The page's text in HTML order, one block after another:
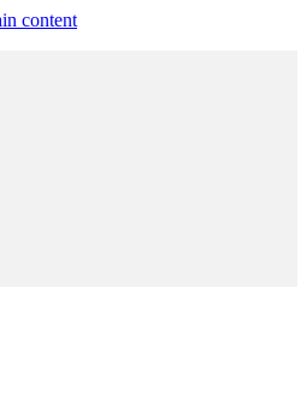
content